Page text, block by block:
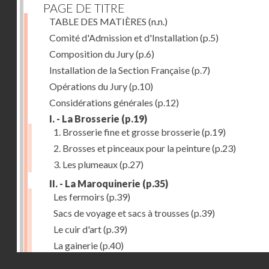
PAGE DE TITRE
TABLE DES MATIÈRES (n.n.)
Comité d'Admission et d'Installation(p.5)
Composition du Jury(p.6)
Installation de la Section Française(p.7)
Opérations du Jury(p.10)
Considérations générales (p.12)
I. - La Brosserie (p.19)
1. Brosserie fine et grosse brosserie(p.19)
2. Brosses et pinceaux pour la peinture(p.23)
3. Les plumeaux(p.27)
II. - La Maroquinerie (p.35)
Les fermoirs (p.39)
Sacs de voyage et sacs à trousses (p.39)
Le cuir d'art(p.39)
La gainerie(p.40)